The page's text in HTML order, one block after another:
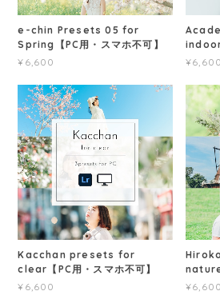
e-chin Presets 05 for
Spring【PC用・スマホ不可】
¥6,600
indoor
¥6,600
Kacchan presets for
clear【PC用・スマホ不可】
¥6,600
nature
¥6,600